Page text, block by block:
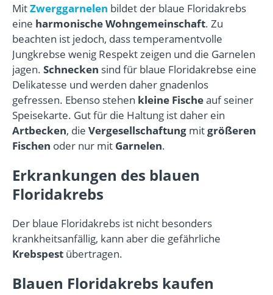
MitZwerggarnelen bildet der blaue Floridakrebs
eine harmonische Wohngemeinschaft. Zu
beachten ist jedoch, dass temperamentvolle
Jungkrebse wenig Respekt zeigen und die Garnelen
jagen. Schnecken sind für blaue Floridakrebse eine
Delikatesse und werden daher gnadenlos
gefressen. Ebenso stehen kleine Fischeauf seiner
Speisekarte. Gut für die Haltung ist daher ein
Artbecken, die Vergesellschaftung mitgrößeren
Fischen oder nur mit Garnelen.
Erkrankungen des blauen
Floridakrebs
Der blaue Floridakrebs ist nicht besonders
krankheitsanfällig, kann aber die gefährliche
Krebspest übertragen.
Blauen Floridakrebs kaufen